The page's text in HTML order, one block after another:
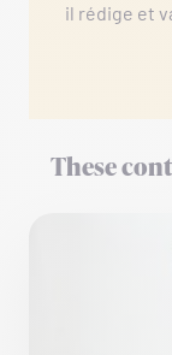
il rédige et
These